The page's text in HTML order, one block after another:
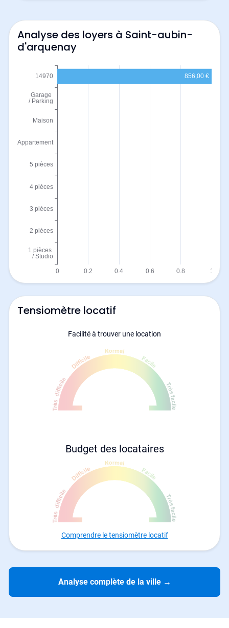
Analyse des loyers à Saint-aubin-
d'arquenay
Tensiomètre locatif
Facilité à trouver une location
Budget des locataires
Comprendre le tensiomètre locatif
Analyse complète de la ville →